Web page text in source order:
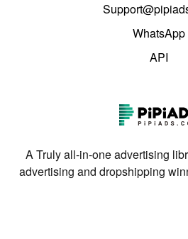
WhatsApp
API
A Truly all-in-one advertising
advertising and dropshipping